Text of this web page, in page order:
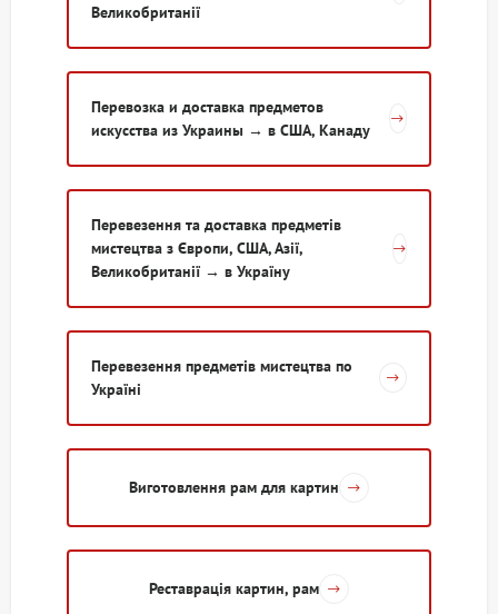
Великобританії
Перевозка и доставка предметов
искусства из Украины → в США, Канаду
Перевезення та доставка предметів
мистецтва з Європи, США, Азії,
Великобританії → в Україну
Перевезення предметів мистецтва по
Україні
Виготовлення рам для картин
Реставрація картин, рам